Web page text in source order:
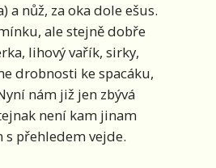
nůž, za oka dole ešus.
ale stejně dobře
lihový vařík, sirky,
drobnosti ke spacáku,
nám již jen zbývá
není kam jinam
s přehledem vejde.